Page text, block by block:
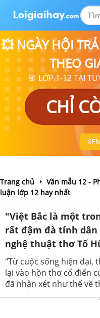
💥 NGÀY HỘI
THEO
🎯 LỚP 1-12 TẠI
CHỈ
Trang chủ
Văn mẫu 12 -
luận lớp 12 hay nhất
"Việt Bắc là một
rất đậm đà tính
nghệ thuật thơ Tố
"Từ cuộc sống hiện đại,
lại vào hồn thơ cổ điển
đã nhận xét như thế về